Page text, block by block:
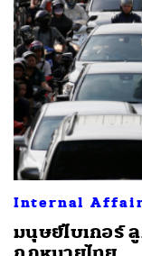
Internal
มนุษย์ไบเกอร์